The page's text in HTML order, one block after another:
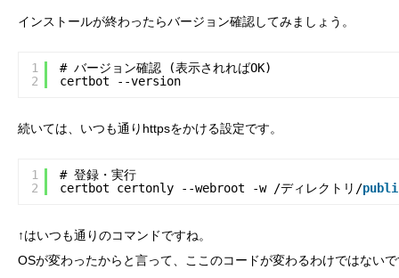
インストールが終わったらバージョン確認してみましょう。
1
2
# バージョン確認 (表示されればOK)
certbot --version
続いては、いつも通りhttpsをかける設定です。
1
2
# 登録・実行
certbot certonly --webroot -w /ディレクトリ/
↑はいつも通りのコマンドですね。
OSが変わったからと言って、ここのコードが変わるわけではない